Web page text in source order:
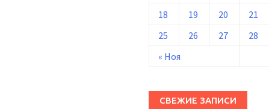
« Ноя
18
19 20 21
25
26 27 28
СВЕЖИЕ ЗАПИСИ